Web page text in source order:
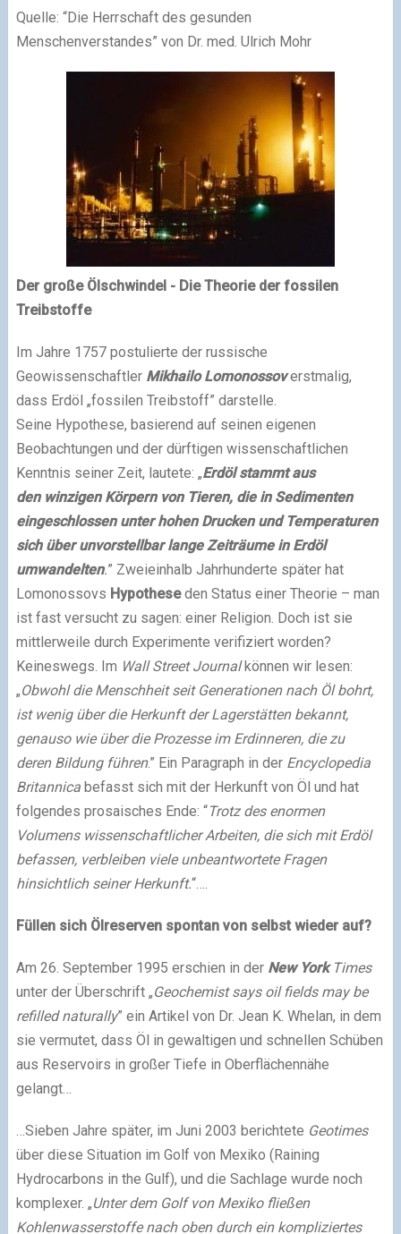
Quelle: “Die Herrschaft des gesunden
Menschenverstandes” von Dr. med. Ulrich Mohr
Der große Ölschwindel - Die Theorie der fossilen
Treibstoffe
Im Jahre 1757 postulierte der russische
Geowissenschaftler Mikhailo Lomonossoverstmalig,
dass Erdöl „fossilen Treibstoff” darstelle.
Seine Hypothese, basierend auf seinen eigenen
Beobachtungen und der dürftigen wissenschaftlichen
Kenntnis seiner Zeit, lautete: „Erdöl stammt aus
den winzigen Körpern von Tieren, die in Sedimenten
eingeschlossen unter hohen Drucken und Temperaturen
sich über unvorstellbar lange Zeiträume in Erdöl
umwandelten.” Zweieinhalb Jahrhunderte später hat
Lomonossovs Hypotheseden Status einer Theorie – man
ist fast versucht zu sagen: einer Religion. Doch ist sie
mittlerweile durch Experimente verifiziert worden?
Keineswegs. Im Wall Street Journalkönnen wir lesen:
„Obwohl die Menschheit seit Generationen nach Öl bohrt,
ist wenig über die Herkunft der Lagerstätten bekannt,
genauso wie über die Prozesse im Erdinneren, die zu
deren Bildung führen.” Ein Paragraph in der Encyclopedia
Britannica befasst sich mit der Herkunft von Öl und hat
folgendes prosaisches Ende: “Trotz des enormen
Volumens wissenschaftlicher Arbeiten, die sich mit Erdöl
befassen, verbleiben viele unbeantwortete Fragen
hinsichtlich seiner Herkunft.“….
Füllen sich Ölreserven spontan von selbst wieder auf?
Am 26. September 1995 erschien in der New YorkTimes
unter der Überschrift „Geochemist says oil fields may be
refilled naturally” ein Artikel von Dr. Jean K. Whelan, in dem
sie vermutet, dass Öl in gewaltigen und schnellen Schüben
aus Reservoirs in großer Tiefe in Oberflächennähe
gelangt…
…Sieben Jahre später, im Juni 2003 berichtete Geotimes
über diese Situation im Golf von Mexiko (Raining
Hydrocarbons in the Gulf), und die Sachlage wurde noch
komplexer. „Unter dem Golf von Mexiko fließen
Kohlenwasserstoffe nach oben durch ein kompliziertes